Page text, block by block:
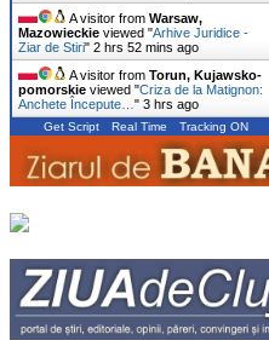
A visitor from Warsaw,
Mazowieckie viewed "Arhive Juridice -
Ziar de Stiri" 2 hrs 52 mins ago
A visitor from Torun, Kujawsko-
pomorskie viewed "Criza de la Matignon:
Anchete Începute…" 3 hrs ago
Get Script Real Time Tracking ON